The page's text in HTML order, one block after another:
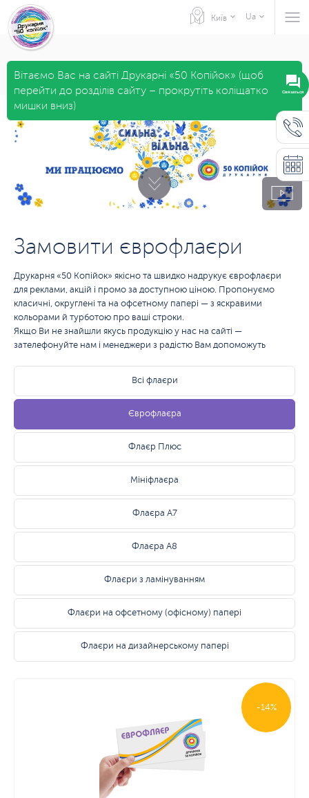
Київ Ua
Вітаємо Вас на сайті Друкарні «50 Копійок» (щоб
перейти до розділів сайту – прокрутіть коліщатко
мишки вниз)
Замовити єврофлаєри
Друкарня «50 Копійок» якісно та швидко надрукує єврофлаєри
для реклами, акцій і промо за доступною ціною. Пропонуємо
класичні, округлені та на офсетному папері — з яскравими
кольорами й турботою про ваші строки.
Якщо Ви не знайшли якусь продукцію у нас на сайті —
зателефонуйте нам і менеджери з радістю Вам допоможуть
Всі флаєри
Єврофлаєра
Флаєр Плюс
Мініфлаєра
Флаєра А7
Флаєра А8
Флаєри з ламінуванням
Флаєри на офсетному (офісному) папері
Флаєри на дизайнерському папері
-14%
Связаться